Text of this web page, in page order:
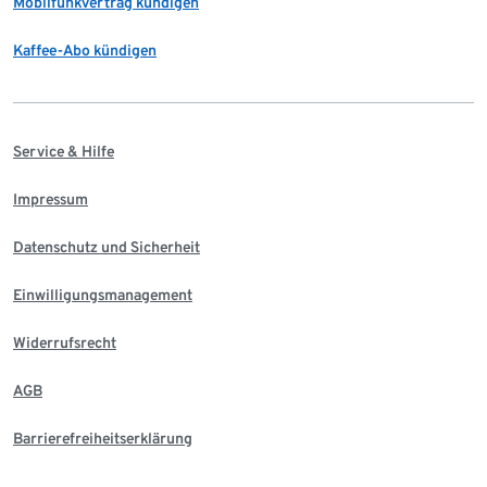
Kaffee-Abo kündigen
Service & Hilfe
Impressum
Datenschutz und Sicherheit
Einwilligungsmanagement
Widerrufsrecht
AGB
Barrierefreiheitserklärung